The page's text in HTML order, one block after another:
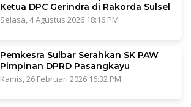
Ketua DPC Gerindra di Rakorda Sulsel
Selasa, 4 Agustus 2026 18:16 PM
Pemkesra Sulbar Serahkan SK PAW
Pimpinan DPRD Pasangkayu
Kamis, 26 Februari 2026 16:32 PM